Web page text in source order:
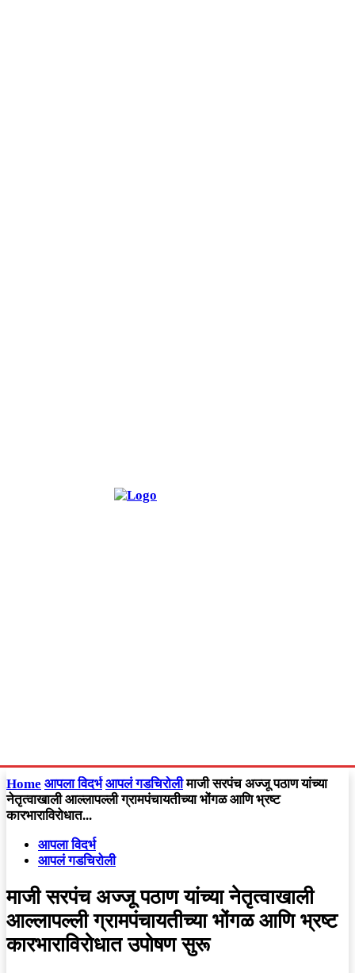
Home आपला विदर्भ आपलं गडचिरोली माजी सरपंच अज्जू पठाण यांच्या
नेतृत्वाखाली आल्लापल्ली ग्रामपंचायतीच्या भोंगळ आणि भ्रष्ट
कारभाराविरोधात...
आपला विदर्भ
आपलं गडचिरोली
माजी सरपंच अज्जू पठाण यांच्या नेतृत्वाखाली
आल्लापल्ली ग्रामपंचायतीच्या भोंगळ आणि भ्रष्ट
कारभाराविरोधात उपोषण सुरू